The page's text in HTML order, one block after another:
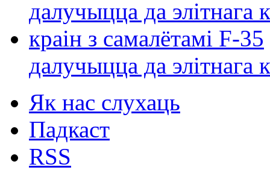
далучыцца да элітнага
Як нас слухаць
Падкаст
RSS